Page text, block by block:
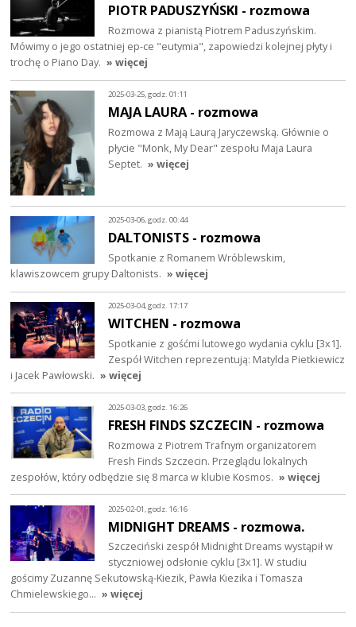
PIOTR PADUSZYŃSKI - rozmowa
Rozmowa z pianistą Piotrem Paduszyńskim.
Mówimy o jego ostatniej ep-ce "eutymia", zapowiedzi kolejnej płyty i
trochę o Piano Day. » więcej
2025-03-25, godz. 01:11
MAJA LAURA - rozmowa
Rozmowa z Mają Laurą Jaryczewską. Głównie o
płycie "Monk, My Dear" zespołu Maja Laura
Septet. » więcej
2025-03-06, godz. 00:44
DALTONISTS - rozmowa
Spotkanie z Romanem Wróblewskim,
klawiszowcem grupy Daltonists. » więcej
2025-03-04, godz. 17:17
WITCHEN - rozmowa
Spotkanie z gośćmi lutowego wydania cyklu [3x1].
Zespół Witchen reprezentują: Matylda Pietkiewicz
i Jacek Pawłowski. » więcej
2025-03-03, godz. 16:26
FRESH FINDS SZCZECIN - rozmowa
Rozmowa z Piotrem Trafnym organizatorem
Fresh Finds Szczecin. Przeglądu lokalnych
zespołów, który odbędzie się 8 marca w klubie Kosmos. » więcej
2025-02-01, godz. 16:16
MIDNIGHT DREAMS - rozmowa.
Szczeciński zespół Midnight Dreams wystąpił w
styczniowej odsłonie cyklu [3x1]. W studiu
gościmy Zuzannę Sekutowską-Kiezik, Pawła Kiezika i Tomasza
Chmielewskiego… » więcej